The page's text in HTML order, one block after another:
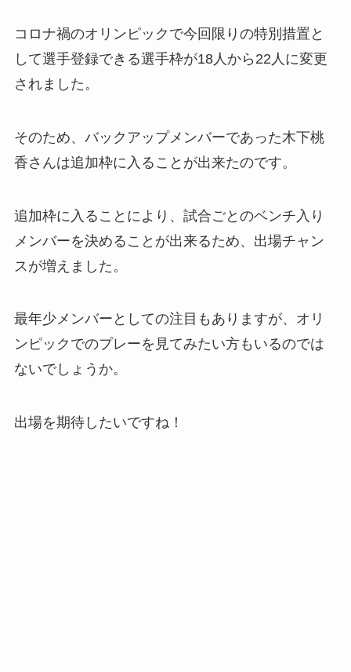
コロナ禍のオリンピックで今回限りの特別措置と
して選手登録できる選手枠が18人から22人に変更
されました。
そのため、バックアップメンバーであった木下桃
香さんは追加枠に入ることが出来たのです。
追加枠に入ることにより、試合ごとのベンチ入り
メンバーを決めることが出来るため、出場チャン
スが増えました。
最年少メンバーとしての注目もありますが、オリ
ンピックでのプレーを見てみたい方もいるのでは
ないでしょうか。
出場を期待したいですね！